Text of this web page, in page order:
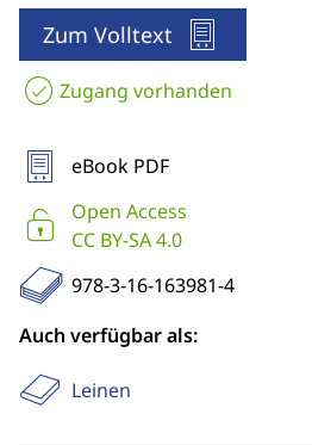
Zum Volltext
Zugang vorhanden
eBook PDF
Open Access
CC BY-SA 4.0
978-3-16-163981-4
Auch verfügbar als:
Leinen